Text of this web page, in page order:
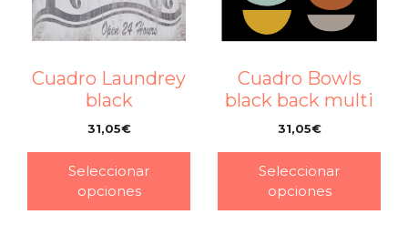
Cuadro Laundrey
black
31,05€
Seleccionar
opciones
Cuadro Bowls
black back multi
31,05€
Seleccionar
opciones